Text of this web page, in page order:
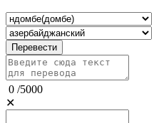
Перевести
0 /5000
✕